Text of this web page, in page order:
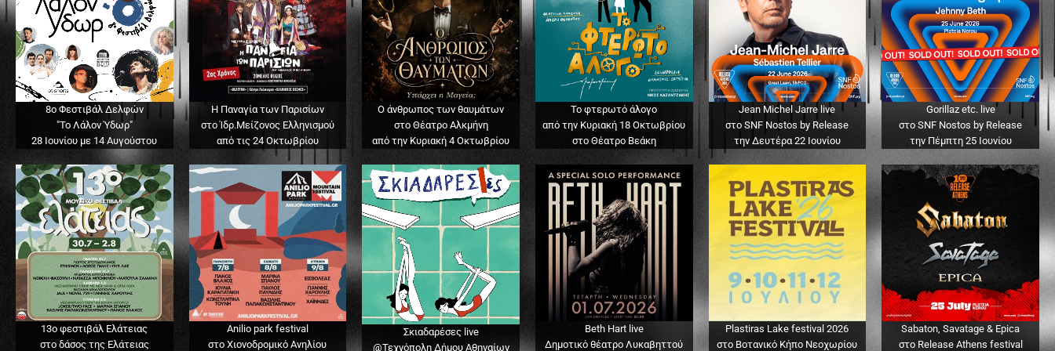
8ο Φεστιβάλ Δελφών
"Το Λάλον Ύδωρ"
28 Ιουνίου με 14 Αυγούστου
Η Παναγία των Παρισίων
στο Ίδρ.Μείζονος Ελληνισμού
από τις 24 Οκτωβρίου
Ο άνθρωπος των θαυμάτων
στο Θέατρο Αλκμήνη
από την Κυριακή 4 Οκτωβρίου
Το φτερωτό άλογο
από την Κυριακή 18 Οκτωβρίου
στο Θέατρο Βεάκη
Jean Michel Jarre live
στο SNF Nostos by Release
την Δευτέρα 22 Ιουνίου
Gorillaz etc. live
στο SNF Nostos by Release
την Πέμπτη 25 Ιουνίου
13o φεστιβάλ Ελάτειας
στο δάσος της Ελάτειας
Anilio park festival
στο Χιονοδρομικό Ανηλίου
Σκιαδαρέσες live
@Τεχνόπολη Δήμου Αθηναίων
Beth Hart live
Δημοτικό θέατρο Λυκαβηττού
Plastiras Lake festival 2026
στο Βοτανικό Κήπο Νεοχωρίου
Sabaton, Savatage & Epica
στο Release Athens festival